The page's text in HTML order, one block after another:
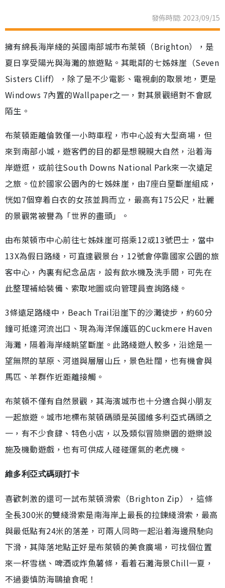
發佈時間: 2023/09/15
擁有綿長海岸綫的英國南部城市布萊頓（Brighton），是
夏日享受陽光與海灘的旅遊點。其毗鄰的七姊妹崖（Seven
Sisters Cliff），除了是不少電影、電視劇的取景地，更是
Windows 7內置的Wallpaper之一，對其景觀絕對不會感
陌生。
布萊頓距離倫敦僅一小時車程，市中心設有大型商場，但
來到南部小城，遊客們的目的都是想親親大自然，沿着海
岸遊逛，或前往South Downs National Park來一次遠足
之旅。位於國家公園內的七姊妹崖，由7座白堊斷崖組成，
恍如7個穿着白衣的女孩並肩而立，最高有175公尺，壯麗
的景觀常被譽為「世界的盡頭」。
由布萊頓市中心前往七姊妹崖可搭乘12或13號巴士，當中
13X為假日路綫，可直達觀景台，12號會停靠國家公園的旅
客中心，內裏有紀念品店，設有飲水機及洗手間，可先在
此整理補給裝備、索取地圖或向管理員查詢路綫。
3條遠足路綫中，Beach Trail沿崖下的沙灘徒步，約60分
鐘可抵達河流出口、現為海洋保護區的Cuckmere Haven
海灘，隔着海岸綫眺望斷崖。此路綫遊人較多，沿途是一
望無際的草原、河道與層層山丘，景色壯闊，也有機會與
馬匹、羊群作近距離接觸。
布萊頓不僅有自然景觀，其海濱城市也十分適合與小朋友
一起旅遊。城市地標布萊頓碼頭是英國維多利亞式碼頭之
一，有不少食肆、特色小店，以及類似冒險樂園的遊樂設
施及機動遊戲，也有可供成人碰碰運氣的老虎機。
維多利亞式碼頭打卡
喜歡刺激的還可一試布萊頓滑索（Brighton Zip），這條
全長300米的雙綫滑索是南海岸上最長的拉鍊綫滑索，最高
與最低點有24米的落差，可兩人同時一起沿着海邊飛馳向
下滑，其降落地點正好是布萊頓的美食廣場，可找個位置
來一杯雪榚、啤酒或炸魚薯條，看着石灘海景Chill一夏，
不過要慎防海鷗搶食呢！